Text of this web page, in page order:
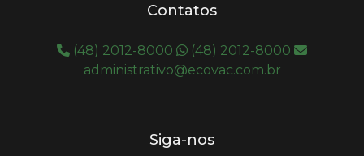
Contatos
(48) 2012-8000
(48) 2012-8000
administrativo@ecovac.com.br
Siga-nos